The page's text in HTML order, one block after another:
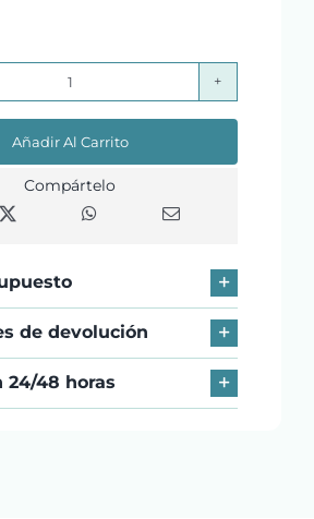
UNICOPOS
W51035NP
i5-
1035G1/8GB/128GB
SSD/15,6"
Añadir Al Carrito
Compártelo
de devolución
24/48 horas